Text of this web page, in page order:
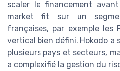
scaler le financement
market fit sur un
françaises, par exemple les
vertical bien défini. Hokodo a
plusieurs pays et secteurs,
a complexifié la gestion du